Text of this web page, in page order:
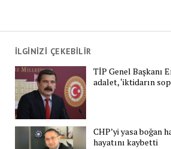
İLGİNİZİ ÇEKEBİLİR
TİP Genel Başkanı
adalet, ‘iktidarın
CHP’yi yasa boğan
hayatını kaybetti